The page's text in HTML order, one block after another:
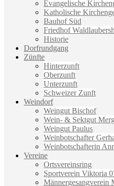
Evangelische
Katholische
Bauhof Süd
Friedhof
Historie
Dorfrundgang
Zünfte
Hinterzunft
Oberzunft
Unterzunft
Schweizer Zunft
Weindorf
Weingut Bischof
Wein- & Sektgut
Weingut Paulus
Weinbotschafter
Weinbotschafterin
Vereine
Ortsvereinsring
Sportverein Viktoria
Männergesangverein